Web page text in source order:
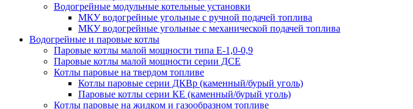
Водогрейные модульные котельные установки
МКУ водогрейные угольные с ручной подачей топлива
МКУ водогрейные угольные с механической подачей топлива
Водогрейные и паровые котлы
Паровые котлы малой мощности типа Е-1,0-0,9
Паровые котлы малой мощности серии ДСЕ
Котлы паровые на твердом топливе
Котлы паровые серии ДКВр (каменный/бурый уголь)
Паровые котлы серии КЕ (каменный/бурый уголь)
Котлы паровые на жидком и газообразном топливе